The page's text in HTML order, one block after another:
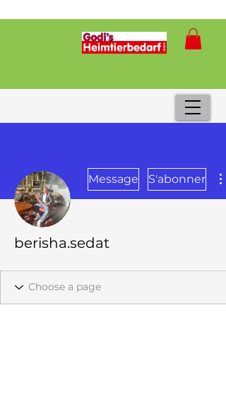
Message S'abonner
berisha.sedat